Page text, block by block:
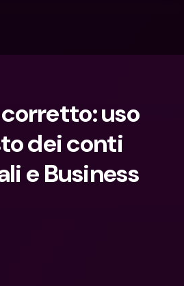
uso
dei conti
e Business